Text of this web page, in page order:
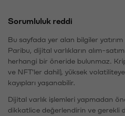
Sorumluluk reddi
Bu sayfada yer alan bilgiler
Paribu, dijital varlıkların alım-
herhangi bir öneride bulunmaz.
ve NFT'ler dahil), yüksek
kayıpları yaşanabilir.
Dijital varlık işlemleri yapmadan
dikkatlice değerlendirin ve gerekli